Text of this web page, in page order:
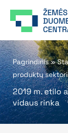
prie
Pagrindinis»
produktų
2019 m. etilo
vidaus rinka